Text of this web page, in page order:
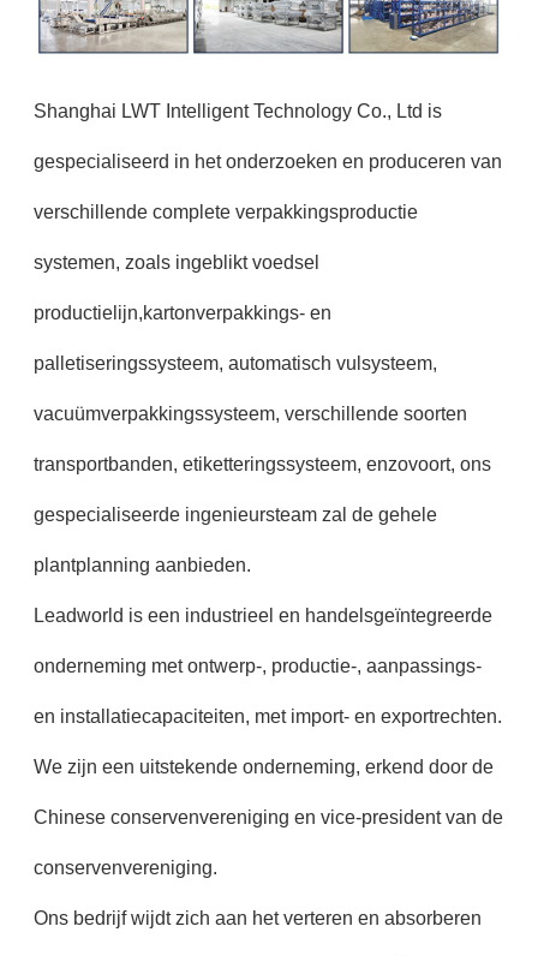
Shanghai LWT Intelligent Technology Co., Ltd is
gespecialiseerd in het onderzoeken en produceren van
verschillende complete verpakkingsproductie
systemen, zoals ingeblikt voedsel
productielijn,kartonverpakkings- en
palletiseringssysteem, automatisch vulsysteem,
vacuümverpakkingssysteem, verschillende soorten
transportbanden, etiketteringssysteem, enzovoort, ons
gespecialiseerde ingenieursteam zal de gehele
plantplanning aanbieden.
Leadworld is een industrieel en handelsgeïntegreerde
onderneming met ontwerp-, productie-, aanpassings-
en installatiecapaciteiten, met import- en exportrechten.
We zijn een uitstekende onderneming, erkend door de
Chinese conservenvereniging en vice-president van de
conservenvereniging.
Ons bedrijf wijdt zich aan het verteren en absorberen